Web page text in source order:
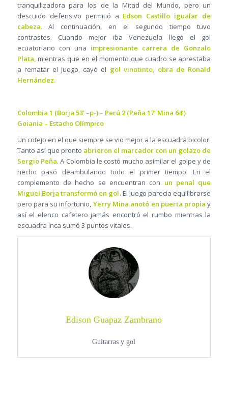
tranquilizadora para los de la Mitad del Mundo, pero un
descuido defensivo permitió a Edson Castillo igualar de
cabeza.Al continuación, en el segundo tiempo tuvo
contrastes. Cuando mejor iba Venezuela llegó el gol
ecuatoriano con una impresionante carrera de Gonzalo
Plata, mientras que en el momento que cuadro se aprestaba
a rematar el juego, cayó el gol vinotinto, obra de Ronald
Hernández.
Colombia 1 (Borja 53’ –p-) – Perú 2 (Peña 17’ Mina 64’)
Goiania – Estadio Olímpico
Un cotejo en el que siempre se vio mejor a la escuadra bicolor.
Tanto así que pronto abrieron el marcador con un golazo de
Sergio Peña. A Colombia le costó mucho asimilar el golpe y de
hecho pasó deambulando todo el primer tiempo. En el
complemento de hecho se encuentran con un penal que
Miguel Borja transformó en gol. El juego parecía equilibrarse
pero para su infortunio, Yerry Mina anotó en puerta propia y
así el elenco cafetero jamás encontró el rumbo mientras la
escuadra inca sumó 3 puntos vitales.
Edison Guapaz Zambrano
Guitarras y gol